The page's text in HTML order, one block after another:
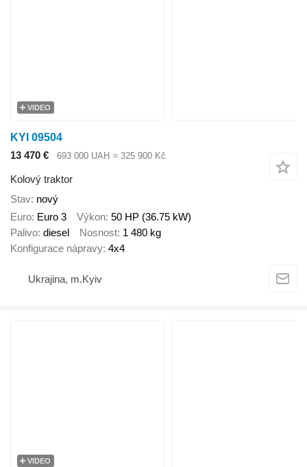
VIDEO
KYI 09504
13 470 €
693 000 UAH ≈ 325 900 Kč
Kolový traktor
Stav nový
Euro Euro 3 Výkon 50 HP (36.75 kW)
Palivo diesel Nosnost 1 480 kg
Konfigurace nápravy 4x4
Ukrajina, m.Kyiv
VIDEO